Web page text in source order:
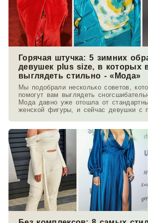
Горячая штучка: 5 зимних
девушек plus size, в которых
выглядеть стильно - «Мода»
Мы подобрали несколько советов,
помогут вам выглядеть
Мода давно уже отошла от
женской фигуры, и сейчас девушки с